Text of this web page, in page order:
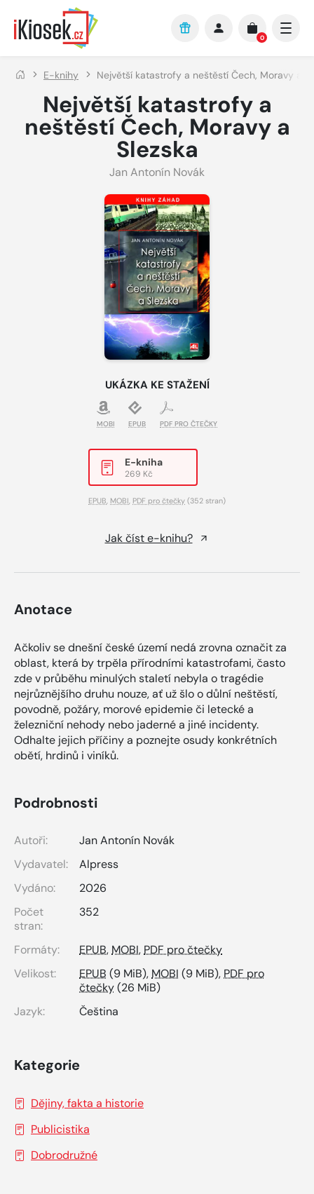
Přejít na hlavní obsah
0
E-knihy Největší katastrofy a neštěstí Čech, Moravy a
Největší katastrofy a
neštěstí Čech, Moravy a
Slezska
Jan Antonín Novák
UKÁZKA KE STAŽENÍ
MOBI EPUB PDF PRO ČTEČKY
E-kniha
269 Kč
EPUB, MOBI, PDF pro čtečky (352 stran)
Jak číst e-knihu?
Anotace
Ačkoliv se dnešní české území nedá zrovna označit za
oblast, která by trpěla přírodními katastrofami, často
zde v průběhu minulých staletí nebyla o tragédie
nejrůznějšího druhu nouze, ať už šlo o důlní neštěstí,
povodně, požáry, morové epidemie či letecké a
železniční nehody nebo jaderné a jiné incidenty.
Odhalte jejich příčiny a poznejte osudy konkrétních
obětí, hrdinů i viníků.
Podrobnosti
Autoři:
Jan Antonín Novák
Vydavatel:
Alpress
Vydáno:
2026
Počet
stran:
352
Formáty: EPUB,MOBI,PDF pro čtečky
Velikost:
EPUB (9 MiB),MOBI (9 MiB),PDF pro
čtečky(26 MiB)
Jazyk:
Čeština
Kategorie
Dějiny, fakta a historie
Publicistika
Dobrodružné